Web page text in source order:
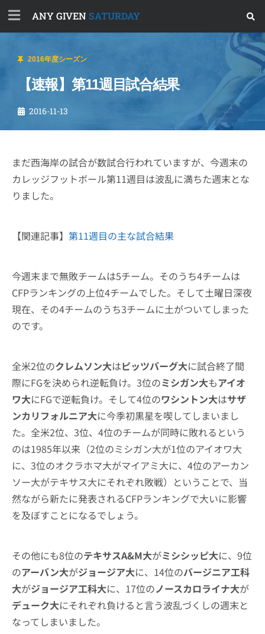
ANY GIVEN SATURDAY
2016年度シーズン
【速報】第11週目試合結果
2016-11-13
まだ西海岸の試合が数試合行われていますが、今週末の
カレッジフットボール第11週目は波乱に満ちた週末とな
りました。
【関連記事】 第11週目の主な試合結果
今週末まで無敗チームは5チーム。そのうち4チームは
CFPランキングの上位4チームでした。そして土曜日深夜
現在、その4チームのうち3チームに土がついてしまった
のです。
全米2位のクレムソン大はピッツバーグ大に試合終了間
際にFGを決められ逆転負け。3位のミシガン大もアイオ
ワ大にFGで逆転負け。そして4位のワシントン大はサザ
ンカリフォルニア大に今季初黒星を喫してしまいまし
た。全米2位、3位、4位のチームが同時に敗れるという
のは1985年以来（2位のミシガン大が1位のアイオワ大
に、3位のオクラホマ大がマイアミ大に、4位のアーカン
ソー大がテキサス大にそれぞれ敗戦）ということで、当
然ながら新たに発表されるCFPランキングで大いに影響
を及ぼすことになるでしょう。
その他にも8位のテキサスA&M大がミシシッピ大に、9位
のアーバン大がジョージア大に、14位のバージニア工科
大がジョージア工科大に、17位のノースカロライナ大が
デューク大にそれぞれ負けると言う波乱づくしの週末と
なってしまいました。